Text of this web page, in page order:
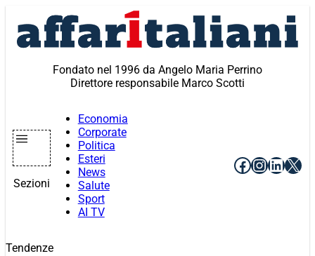
contenuto
Fondato nel 1996 da Angelo Maria Perrino
Direttore responsabile Marco Scotti
Sezioni
Economia
Corporate
Politica
Esteri
News
Salute
Sport
AI TV
Facebook
X
Tendenze